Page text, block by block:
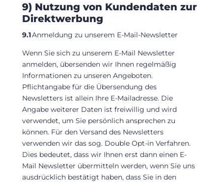
9) Nutzung von Kundendaten zur
Direktwerbung
9.1Anmeldung zu unserem E-Mail-Newsletter
Wenn Sie sich zu unserem E-Mail Newsletter
anmelden, übersenden wir Ihnen regelmäßig
Informationen zu unseren Angeboten.
Pflichtangabe für die Übersendung des
Newsletters ist allein Ihre E-Mailadresse. Die
Angabe weiterer Daten ist freiwillig und wird
verwendet, um Sie persönlich ansprechen zu
können. Für den Versand des Newsletters
verwenden wir das sog. Double Opt-in Verfahren.
Dies bedeutet, dass wir Ihnen erst dann einen E-
Mail Newsletter übermitteln werden, wenn Sie uns
ausdrücklich bestätigt haben, dass Sie in den